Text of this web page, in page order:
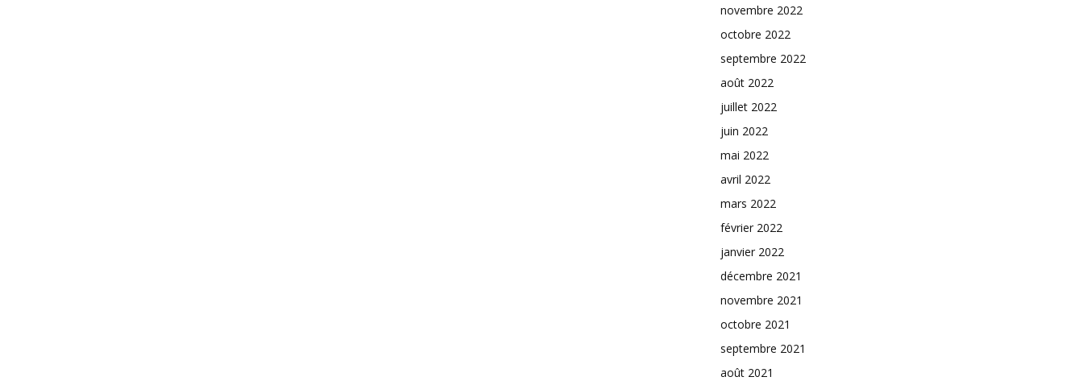
novembre 2022
octobre 2022
septembre 2022
août 2022
juillet 2022
juin 2022
mai 2022
avril 2022
mars 2022
février 2022
janvier 2022
décembre 2021
novembre 2021
octobre 2021
septembre 2021
août 2021